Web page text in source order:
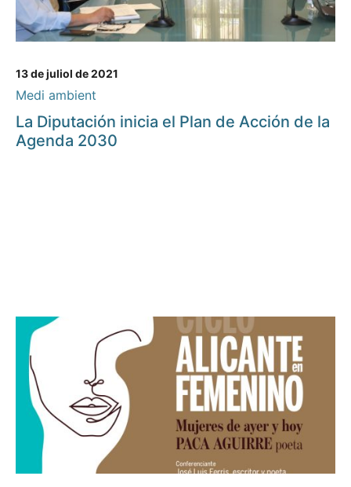
13 de juliol de 2021
Medi ambient
La Diputación inicia el Plan de Acción de la
Agenda 2030